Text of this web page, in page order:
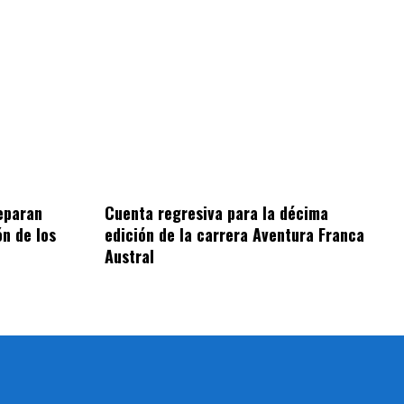
de los
Cuenta regresiva para la décima
edición de la carrera Aventura Franca
Austral